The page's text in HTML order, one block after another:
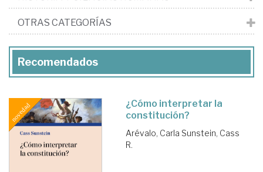
OTRAS CATEGORÍAS
Recomendados
¿Cómo interpretar la
constitución?
Arévalo, Carla Sunstein, Cass
R.